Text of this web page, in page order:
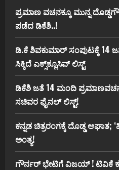
ಪ್ರಮಾಣ ವಚನಕ್ಕೂ ಮುನ್ನ
ಪಡೆದ ಡಿಕೆಶಿ..!
ಡಿ.ಕೆ ಶಿವಕುಮಾರ್‌ ಸಂಪುಟಕ್ಕೆ 14
ಸಿಕ್ಕಿದೆ ಎಕ್ಸ್‌ಕ್ಲೂಸಿವ್‌ ಲಿಸ್ಟ್‌
ಡಿಕೆಶಿ ಜತೆ 14 ಮಂದಿ ಪ್ರಮಾಣವಚನ
ಸಚಿವರ ಫೈನಲ್ ಲಿಸ್ಟ್‌!
ಕನ್ನಡ ಚಿತ್ರರಂಗಕ್ಕೆ ದೊಡ್ಡ ಆಘಾತ;
ಅಂತ್ಯ!
ಗೌರ್ನರ್‌ ಭೇಟಿಗೆ ವಿಜಯ್‌ ! ಟಿವಿಕೆ